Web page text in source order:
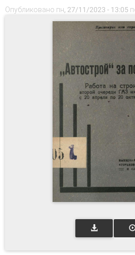
Опубликовано пн, 27/11/2023 - 13:05